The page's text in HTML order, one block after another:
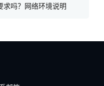
求吗？网络环境说明